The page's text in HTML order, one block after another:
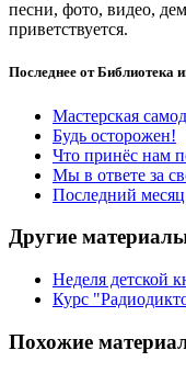
песни, фото, видео,
приветствуется.
Последнее от Библиотека
Мастерская
Будь осторожен!
Что принёс нам
Мы в ответе за
Последний месяц
Другие
Неделя детской
Курс
Похожие